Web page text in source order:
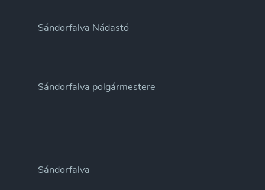
Sándorfalva Nádastó
Sándorfalva polgármestere
Sándorfalva